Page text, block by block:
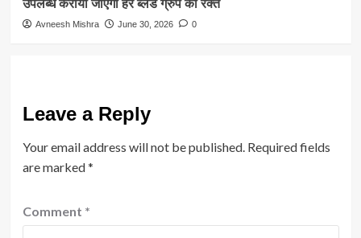
उपलब्ध कराया जाएगा हर ब्लड ग्रुप का रक्त
Avneesh Mishra June 30, 2026 0
Leave a Reply
Your email address will not be published. Required fields
are marked*
Comment *